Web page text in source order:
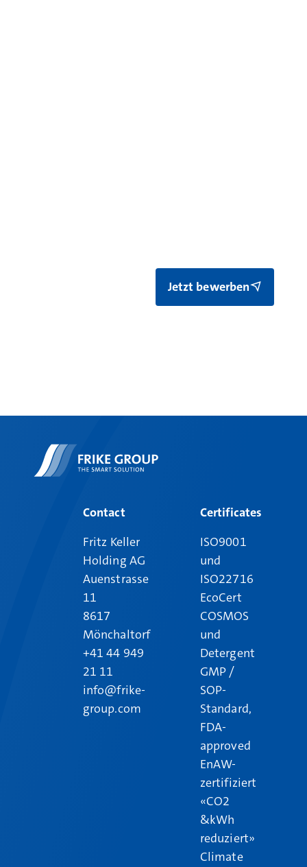
Jetzt bewerben
Contact
Fritz Keller
Holding AG
Auenstrasse
11
8617
Mönchaltorf
+41 44 949
21 11
info@frike-
group.com
Certificates
ISO9001
und
ISO22716
EcoCert
COSMOS
und
Detergent
GMP /
SOP-
Standard,
FDA-
approved
EnAW-
zertifiziert
«CO2
&kWh
reduziert»
Climate